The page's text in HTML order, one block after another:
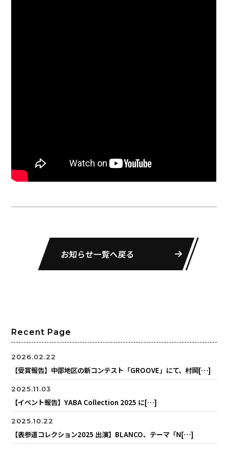
お知らせ一覧へ戻る
Recent Page
2026.02.22
【受賞報告】中部地区の新コンテスト「GROOVE」にて、村岡[…]
2025.11.03
【イベント報告】YABA Collection 2025 に[…]
2025.10.22
【表参道コレクション2025 出演】BLANCO、テーマ「N[…]